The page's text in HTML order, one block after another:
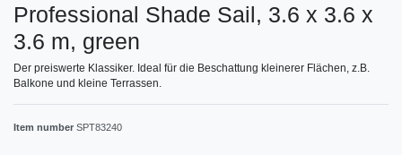
Professional Shade Sail, 3.6 x 3.6 x
3.6 m, green
Der preiswerte Klassiker. Ideal für die Beschattung kleinerer Flächen, z.B.
Balkone und kleine Terrassen.
Item number SPT83240